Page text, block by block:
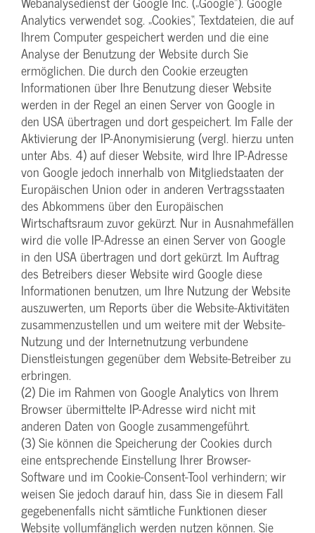
Analytics verwendet sog. „Cookies“, Textdateien, die auf
Ihrem Computer gespeichert werden und die eine
Analyse der Benutzung der Website durch Sie
ermöglichen. Die durch den Cookie erzeugten
Informationen über Ihre Benutzung dieser Website
werden in der Regel an einen Server von Google in
den USA übertragen und dort gespeichert. Im Falle der
Aktivierung der IP-Anonymisierung (vergl. hierzu unten
unter Abs. 4) auf dieser Website, wird Ihre IP-Adresse
von Google jedoch innerhalb von Mitgliedstaaten der
Europäischen Union oder in anderen Vertragsstaaten
des Abkommens über den Europäischen
Wirtschaftsraum zuvor gekürzt. Nur in Ausnahmefällen
wird die volle IP-Adresse an einen Server von Google
in den USA übertragen und dort gekürzt. Im Auftrag
des Betreibers dieser Website wird Google diese
Informationen benutzen, um Ihre Nutzung der Website
auszuwerten, um Reports über die Website-Aktivitäten
zusammenzustellen und um weitere mit der Website-
Nutzung und der Internetnutzung verbundene
Dienstleistungen gegenüber dem Website-Betreiber zu
erbringen.
(2) Die im Rahmen von Google Analytics von Ihrem
Browser übermittelte IP-Adresse wird nicht mit
anderen Daten von Google zusammengeführt.
(3) Sie können die Speicherung der Cookies durch
eine entsprechende Einstellung Ihrer Browser-
Software und im Cookie-Consent-Tool verhindern; wir
weisen Sie jedoch darauf hin, dass Sie in diesem Fall
gegebenenfalls nicht sämtliche Funktionen dieser
Website vollumfänglich werden nutzen können. Sie